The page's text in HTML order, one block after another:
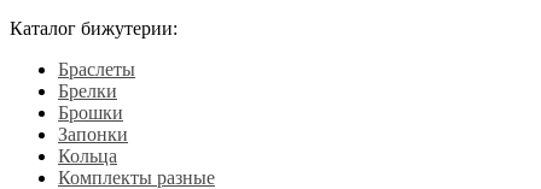
Каталог бижутерии:
Браслеты
Брелки
Брошки
Запонки
Кольца
Комплекты разные